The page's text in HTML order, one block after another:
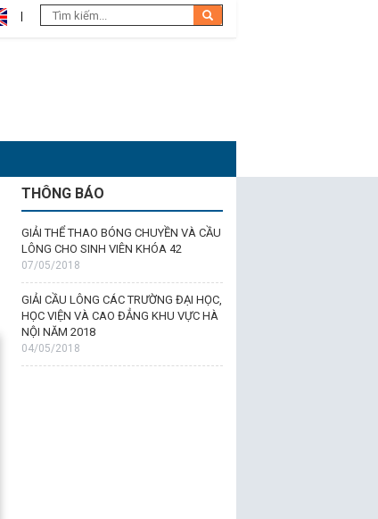
THÔNG BÁO
GIẢI THỂ THAO BÓNG CHUYỀN VÀ CẦU
LÔNG CHO SINH VIÊN KHÓA 42
07/05/2018
GIẢI CẦU LÔNG CÁC TRƯỜNG ĐẠI HỌC,
HỌC VIỆN VÀ CAO ĐẲNG KHU VỰC HÀ
NỘI NĂM 2018
04/05/2018